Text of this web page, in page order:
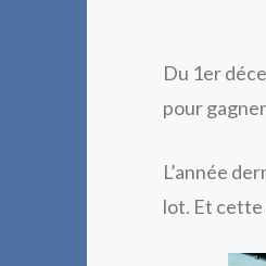
Du 1er
pour
L’année
lot. Et cette